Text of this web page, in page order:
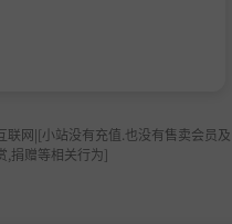
网|[小站没有充值.也没有售卖会员及
,捐赠等相关行为]